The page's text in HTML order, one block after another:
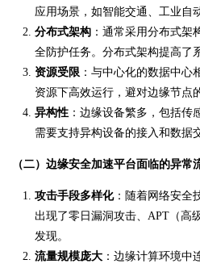
应用场景，如智能交通、工业自
分布式架构 ：通常采用分布式
全防护任务。分布式架构提高了
资源受限 ：与中心化的数据中
资源下高效运行，避对边缘节点
异构性 ：边缘设备繁多，包括
需要支持异构设备的接入和数据
（二）边缘安全加速平台面临的异常
攻击手段多样化：随着网络安全
出现了零日漏洞攻击、APT（高
发现。
流量规模庞大 ：边缘计算环境